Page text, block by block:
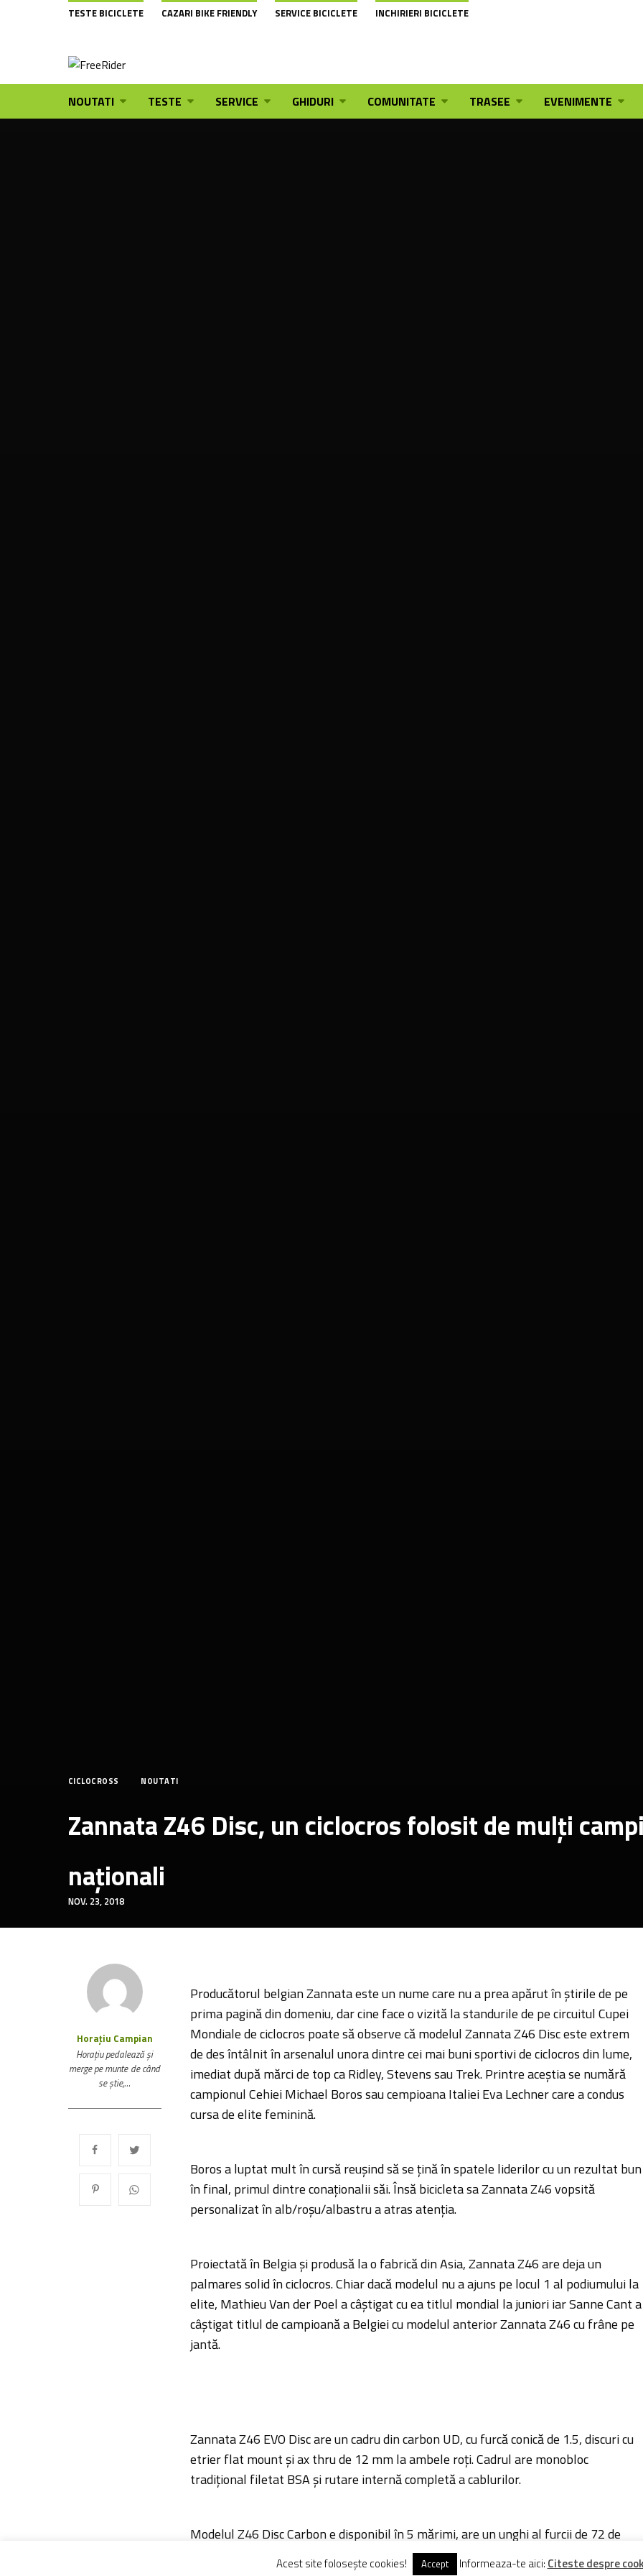
TESTE BICICLETE CAZARI BIKE FRIENDLY SERVICE BICICLETE INCHIRIERI BICICLETE
NOUTATI TESTE SERVICE GHIDURI COMUNITATE TRASEE EVENIMENTE
CICLOCROSS NOUTATI
Zannata Z46 Disc, un ciclocros folosit de mulți
naționali
NOV. 23, 2018
Horațiu Campian
Horaţiu pedalează şi
merge pe munte de când
se ştie,…
Producătorul belgian Zannata este un nume care nu a prea apărut în știrile de pe
prima pagină din domeniu, dar cine face o vizită la standurile de pe circuitul Cupei
Mondiale de ciclocros poate să observe că modelul Zannata Z46 Disc este extrem
de des întâlnit în arsenalul unora dintre cei mai buni sportivi de ciclocros din lume,
imediat după mărci de top ca Ridley, Stevens sau Trek. Printre aceștia se numără
campionul Cehiei Michael Boros sau cempioana Italiei Eva Lechner care a condus
cursa de elite feminină.
Boros a luptat mult în cursă reușind să se țină în spatele liderilor cu un rezultat bun
în final, primul dintre conaționalii săi. Însă bicicleta sa Zannata Z46 vopsită
personalizat în alb/roșu/albastru a atras atenția.
Proiectată în Belgia și produsă la o fabrică din Asia, Zannata Z46 are deja un
palmares solid în ciclocros. Chiar dacă modelul nu a ajuns pe locul 1 al podiumului la
elite, Mathieu Van der Poel a câștigat cu ea titlul mondial la juniori iar Sanne Cant a
câștigat titlul de campioană a Belgiei cu modelul anterior Zannata Z46 cu frâne pe
jantă.
Zannata Z46 EVO Disc are un cadru din carbon UD, cu furcă conică de 1.5, discuri cu
etrier flat mount și ax thru de 12 mm la ambele roți. Cadrul are monobloc
tradițional filetat BSA și rutare internă completă a cablurilor.
Modelul Z46 Disc Carbon e disponibil în 5 mărimi, are un unghi al furcii de 72 de
grade, al tijei de șa de 74 de grade, o înălțime de 60 mm a monoblocului și o
Acest site folosește cookies! Accept Informeaza-te aici: Citeste despre